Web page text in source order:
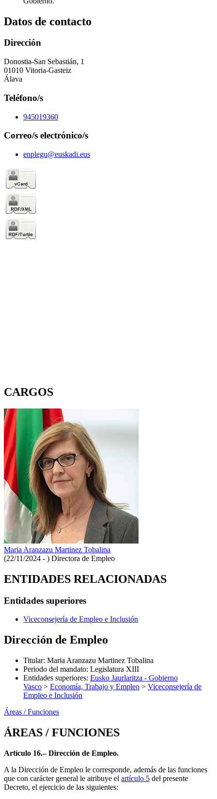
Datos de contacto
Dirección
Donostia-San Sebastián, 1
01010 Vitoria-Gasteiz
Álava
Teléfono/s
945019360
Correo/s electrónico/s
enplegu@euskadi.eus
CARGOS
Maria Aranzazu Martinez Tobalina
(22/11/2024 - ) Directora de Empleo
ENTIDADES RELACIONADAS
Entidades superiores
Viceconsejería de Empleo e Inclusión
Dirección de Empleo
Titular: Maria Aranzazu Martinez Tobalina
Periodo del mandato: Legislatura XIII
Entidades superiores: Eusko Jaurlaritza - Gobierno
Vasco > Economía, Trabajo y Empleo > Viceconsejería de
Empleo e Inclusión
Áreas / Funciones
ÁREAS / FUNCIONES
Artículo 16.– Dirección de Empleo.
A la Dirección de Empleo le corresponde, además de las funciones
que con carácter general le atribuye el artículo 5 del presente
Decreto, el ejercicio de las siguientes: